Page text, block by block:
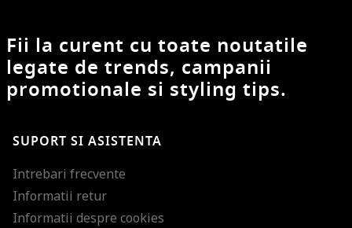
Fii la curent cu toate noutatile
legate de trends, campanii
promotionale si styling tips.
SUPORT SI ASISTENTA
Intrebari frecvente
Informatii retur
Informatii despre cookies